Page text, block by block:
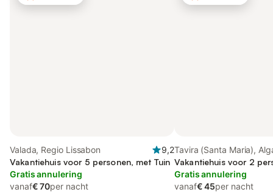
Valada, Regio Lissabon
9,2
Vakantiehuis voor 5 personen, met Tuin
Gratis annulering
vanaf€ 70per nacht
Tavira (Santa Maria),
Vakantiehuis voor 2
Gratis annulering
vanaf€ 45per nacht